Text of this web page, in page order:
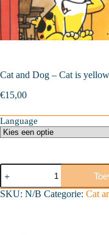
Cat and Dog – Cat is yellow
€15,00
Language
Cat
and
Dog
-SKU: N/B Categorie: Cat